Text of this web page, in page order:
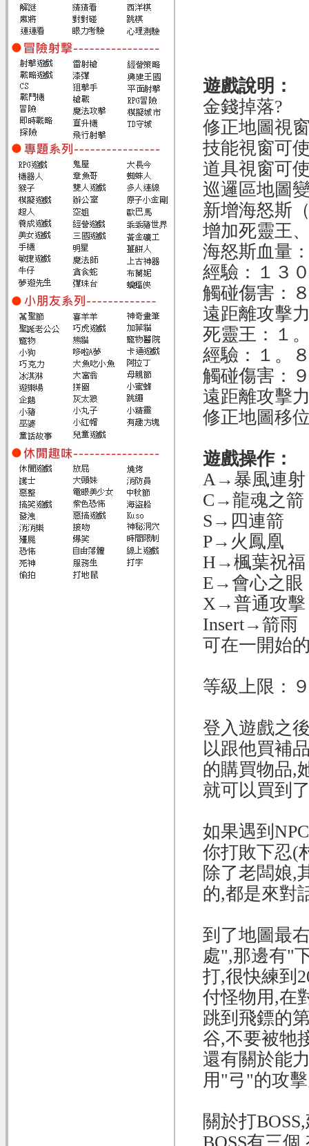
遊戲說明：
金錢掉落?
修正地圖視
技能視窗可
道具視窗可
巡邏區地圖
新增海怒斯
增加死靈王
海怒斯血量
經驗：１３
觸碰傷害：
遠距離攻擊
死靈王：１
經驗：１。
觸碰傷害：
遠距離攻擊
修正地圖移
遊戲操作：
A→暴風連射
C→龍魂之箭
S→四連箭
P→火鳳凰
H→楓葉祝福
E→會心之眼
X→普通攻擊
Insert→箭雨
可在一開始
等級上限：
登入遊戲之
以跟他買補
的購買物品,
就可以買到
如果遇到
你打敗下忍(
除了老闆娘,
的,都是來對
到了地圖最
處",那邊有"
打,很快練到
付怪物用,在
跳到飛鏢的
谷,不要被牠
還有關於能
用"弓"的攻
關於打